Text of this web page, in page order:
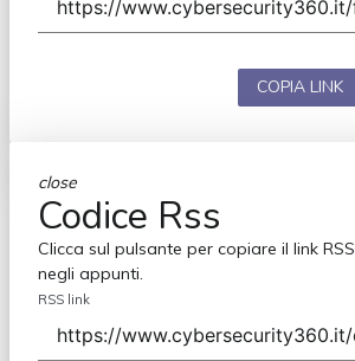
COPIA LINK
close
Codice Rss
Clicca sul pulsante per copiare il link RSS
negli appunti.
RSS link